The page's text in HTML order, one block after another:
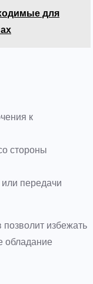
для
к
стороны
передачи
избежать
обладание